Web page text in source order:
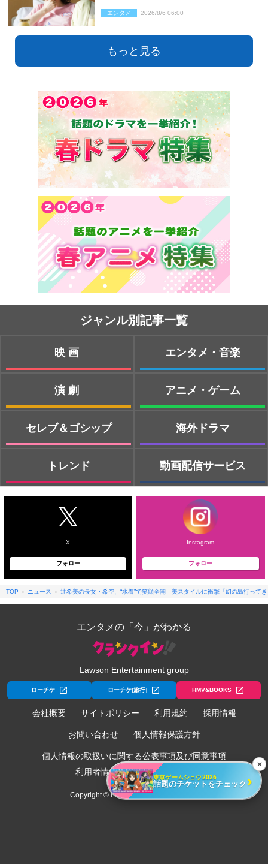
エンタメ 2026/8/6 06:00
もっと見る
ジャンル別記事一覧
映画
演劇
セレブ＆ゴシップ
トレンド
エンタメ・音楽
アニメ・ゲーム
海外ドラマ
動画配信サービス
X
フォロー
Instagram
フォロー
TOP ニュース 辻希美の長女・希空、“水着”で笑顔全開 美スタイルに衝撃「幻の島行って
エンタメの「今」がわかる
Lawson Entertainment group
ローチケ ローチケ[旅行] HMV&BOOKS
会社概要 サイトポリシー 利用規約 採用情報
お問い合わせ 個人情報保護方針
個人情報の取扱いに関する公表事項及び同意事項
利用者情報の外部送信について
Copyright © Lawson Entertainment, Inc.
✕
東京ゲームショウ2026
話題のチケットをチェック ›